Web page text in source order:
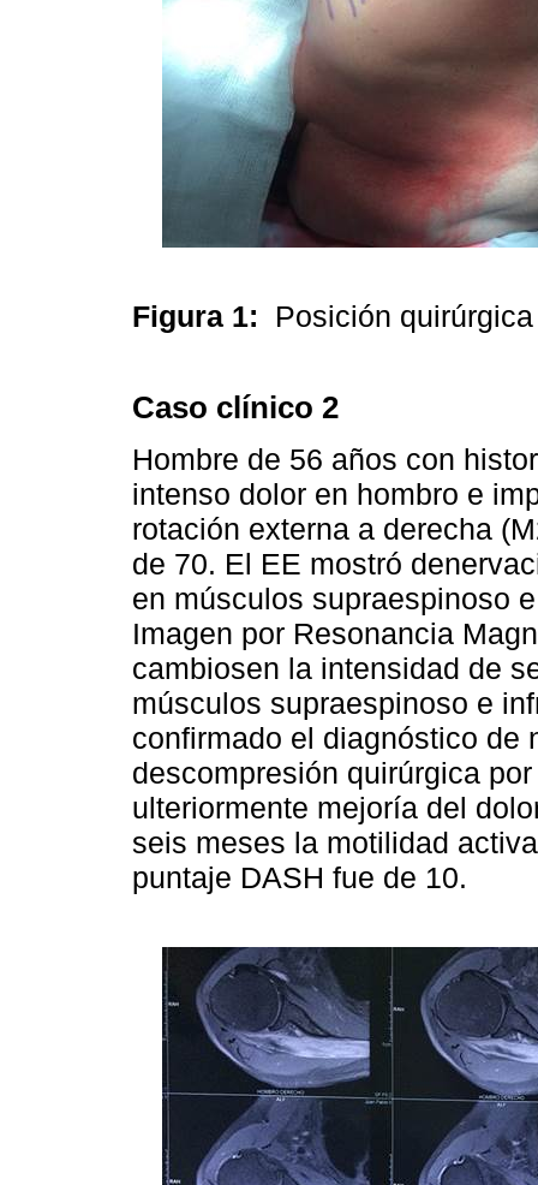
Figura 1: Posición
Caso clínico 2
Hombre de 56 años con
intenso dolor en hombro e
rotación externa a derecha
de 70. El EE mostró
en músculos supraespinoso
Imagen por Resonancia
cambiosen la intensidad de
músculos supraespinoso e
confirmado el diagnóstico de
descompresión quirúrgica
ulteriormente mejoría del
seis meses la motilidad
puntaje DASH fue de 10.